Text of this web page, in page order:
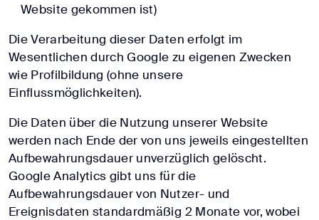
Website gekommen ist)
Die Verarbeitung dieser Daten erfolgt im
Wesentlichen durch Google zu eigenen Zwecken
wie Profilbildung (ohne unsere
Einflussmöglichkeiten).
Die Daten über die Nutzung unserer Website
werden nach Ende der von uns jeweils eingestellten
Aufbewahrungsdauer unverzüglich gelöscht.
Google Analytics gibt uns für die
Aufbewahrungsdauer von Nutzer- und
Ereignisdaten standardmäßig 2 Monate vor, wobei